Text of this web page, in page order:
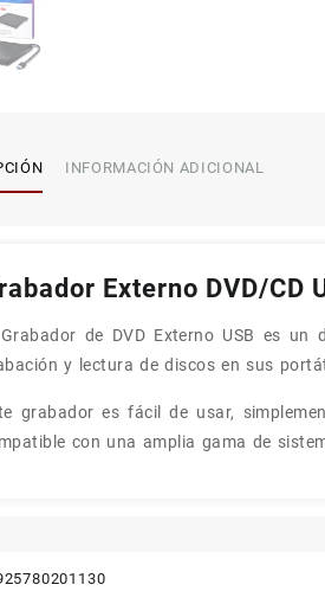
INFORMACIÓN ADICIONAL
Externo DVD/CD
de DVD Externo USB es
y lectura de discos en sus
grabador es fácil de usar,
con una amplia gama de